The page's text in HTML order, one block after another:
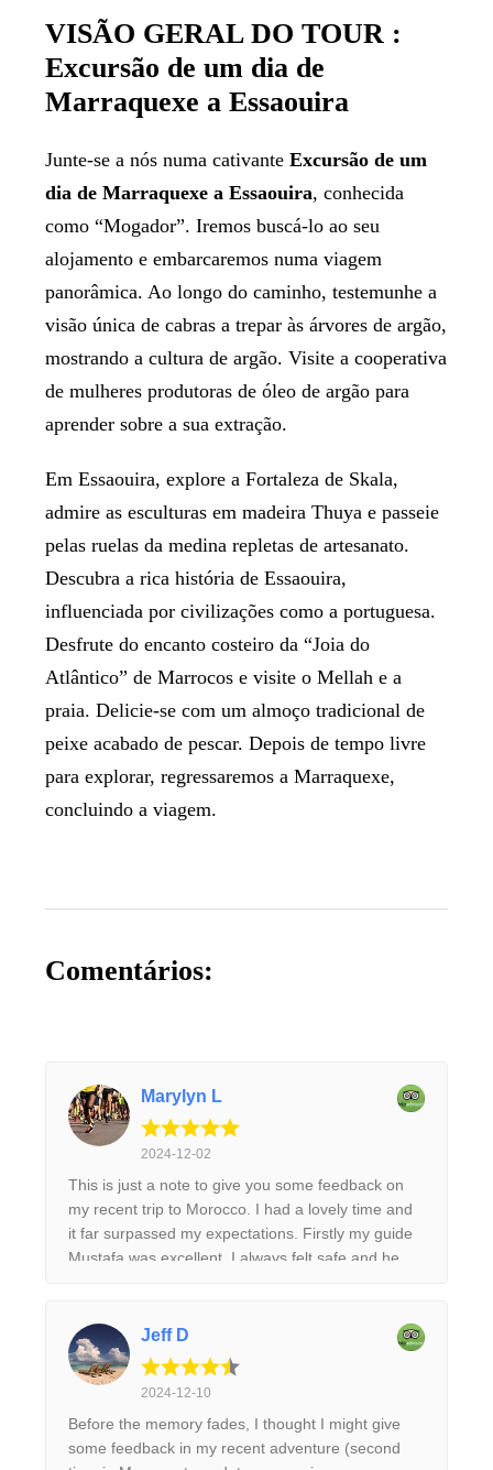
VISÃO GERAL DO TOUR :
Excursão de um dia de
Marraquexe a Essaouira
Junte-se a nós numa cativante Excursão de um
dia de Marraquexe a Essaouira, conhecida
como “Mogador”. Iremos buscá-lo ao seu
alojamento e embarcaremos numa viagem
panorâmica. Ao longo do caminho, testemunhe a
visão única de cabras a trepar às árvores de argão,
mostrando a cultura de argão. Visite a cooperativa
de mulheres produtoras de óleo de argão para
aprender sobre a sua extração.
Em Essaouira, explore a Fortaleza de Skala,
admire as esculturas em madeira Thuya e passeie
pelas ruelas da medina repletas de artesanato.
Descubra a rica história de Essaouira,
influenciada por civilizações como a portuguesa.
Desfrute do encanto costeiro da “Joia do
Atlântico” de Marrocos e visite o Mellah e a
praia. Delicie-se com um almoço tradicional de
peixe acabado de pescar. Depois de tempo livre
para explorar, regressaremos a Marraquexe,
concluindo a viagem.
Comentários:
Marylyn L
2024-12-02
This is just a note to give you some feedback on
my recent trip to Morocco. I had a lovely time and
it far surpassed my expectations. Firstly my guide
Mustafa was excellent. I always felt safe and he
Majorelle he managed to fit it into the programme
and also I got there before the large queues
developed. The accommodation was excellent- the
riads were particularly lovely and the overnight
stay in the luxury desert camp was truly magical. I
was blown away by the scenery. There were too
Jeff D
2024-12-10
Before the memory fades, I thought I might give
some feedback in my recent adventure (second